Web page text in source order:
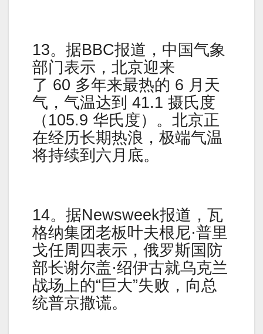
13。据BBC报道，中国气象
部门表示，北京迎来
了 60 多年来最热的 6 月天
气，气温达到 41.1 摄氏度
（105.9 华氏度）。北京正
在经历长期热浪，极端气温
将持续到六月底。
14。据Newsweek报道，瓦
格纳集团老板叶夫根尼·普里
戈任周四表示，俄罗斯国防
部长谢尔盖·绍伊古就乌克兰
战场上的“巨大”失败，向总
统普京撒谎。